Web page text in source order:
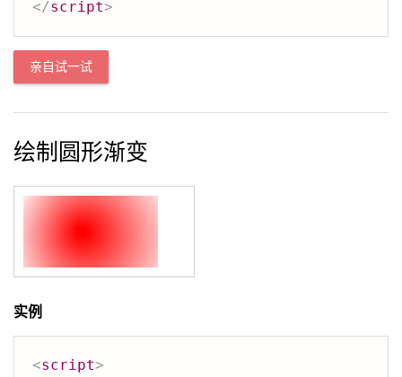
</script>
亲自试一试
绘制圆形渐变
实例
<script>